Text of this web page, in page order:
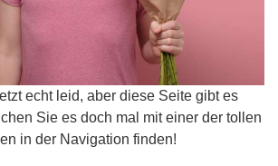
echt leid, aber diese Seite gibt es
Sie es doch mal mit einer der tollen
in der Navigation finden!